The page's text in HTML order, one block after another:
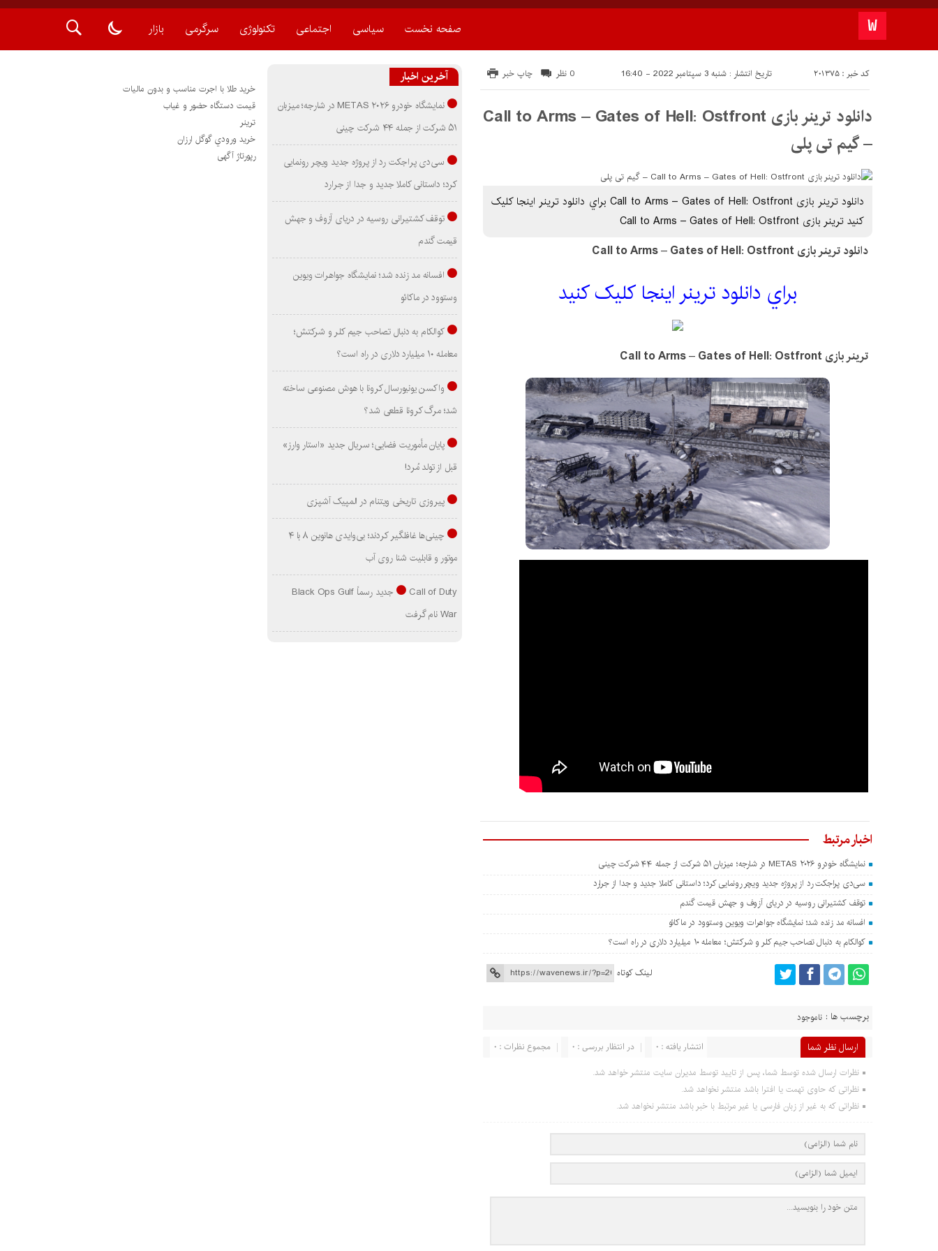
صفحه نخست سیاسی اجتماعی تکنولوژی سرگرمی بازار
تاریخ انتشار : شنبه 3 سپتامبر 2022 - 16:40 کد خبر : 201375 چاپ خبر 0 نظر
دانلود ترینر بازی Call to Arms – Gates of Hell: Ostfront
– گیم تی پلی
دانلود ترینر بازی Call to Arms – Gates of Hell: Ostfront براي دانلود ترینر اينجا کليک
کنيد ترینر بازی Call to Arms – Gates of Hell: Ostfront
دانلود ترینر بازی Call to Arms – Gates of Hell: Ostfront
براي دانلود ترینر اينجا کليک کنيد
ترینر بازی Call to Arms – Gates of Hell: Ostfront
اخبار مرتبط
نمایشگاه خودرو METAS ۲۰۲۶ در شارجه؛ میزبان ۵۱ شرکت از جمله ۴۴ شرکت چینی
سی‌دی پراجکت رد از پروژه جدید ویچر رونمایی کرد؛ داستانی کاملا جدید و جدا از جرارد
توقف کشتیرانی روسیه در دریای آزوف و جهش قیمت گندم
افسانه مد زنده شد؛ نمایشگاه جواهرات ویوین وستوود در ماکائو
کوالکام به دنبال تصاحب جیم کلر و شرکتش؛ معامله ۱۰ میلیارد دلاری در راه است؟
لینک کوتاه
برچسب ها : ناموجود
ارسال نظر شما مجموع نظرات : 0 در انتظار بررسی : 0 انتشار یافته : 0
نظرات ارسال شده توسط شما، پس از تایید توسط مدیران سایت منتشر خواهد شد.
نظراتی که حاوی تهمت یا افترا باشد منتشر نخواهد شد.
نظراتی که به غیر از زبان فارسی یا غیر مرتبط با خبر باشد منتشر نخواهد شد.
آخرین اخبار
نمایشگاه خودرو METAS ۲۰۲۶ در شارجه؛ میزبان
۵۱ شرکت از جمله ۴۴ شرکت چینی
سی‌دی پراجکت رد از پروژه جدید ویچر رونمایی
کرد؛ داستانی کاملا جدید و جدا از جرارد
توقف کشتیرانی روسیه در دریای آزوف و جهش
قیمت گندم
افسانه مد زنده شد؛ نمایشگاه جواهرات ویوین
وستوود در ماکائو
کوالکام به دنبال تصاحب جیم کلر و شرکتش؛
معامله ۱۰ میلیارد دلاری در راه است؟
واکسن یونیورسال کرونا با هوش مصنوعی ساخته
شد؛ مرگ کرونا قطعی شد؟
پایان مأموریت فضایی؛ سریال جدید «استار وارز»
قبل از تولد مُرد!
پیروزی تاریخی ویتنام در المپیک آشپزی
چینی‌ها غافلگیر کردند؛ بی‌وایدی هانوین ۸ با ۴
موتور و قابلیت شنا روی آب
Call of Duty جدید رسماً Black Ops Gulf
War نام گرفت
خرید طلا با اجرت مناسب و بدون مالیات
قیمت دستگاه حضور و غیاب
ترينر
خريد ورودي گوگل ارزان
رپورتاژ آگهی